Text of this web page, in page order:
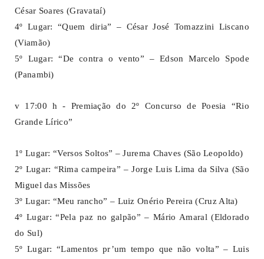
César Soares (Gravataí)
4º Lugar: “Quem diria” – César José Tomazzini Liscano
(Viamão)
5º Lugar: “De contra o vento” – Edson Marcelo Spode
(Panambi)
v 17:00 h - Premiação do 2º Concurso de Poesia “Rio
Grande Lírico”
1º Lugar: “Versos Soltos” – Jurema Chaves (São Leopoldo)
2º Lugar: “Rima campeira” – Jorge Luis Lima da Silva (São
Miguel das Missões
3º Lugar: “Meu rancho” – Luiz Onério Pereira (Cruz Alta)
4º Lugar: “Pela paz no galpão” – Mário Amaral (Eldorado
do Sul)
5º Lugar: “Lamentos pr’um tempo que não volta” – Luis